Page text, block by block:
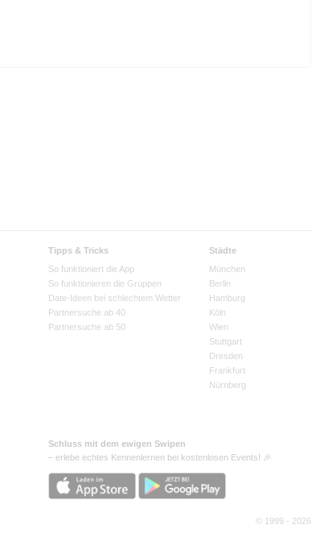
Tipps & Tricks
So funktioniert die App
So funktionieren die Gruppen
Date-Ideen bei schlechtem Wetter
Partnersuche ab 40
Partnersuche ab 50
Städte
München
Berlin
Hamburg
Köln
Wien
Stuttgart
Dresden
Frankfurt
Nürnberg
Schluss mit dem ewigen Swipen
– erlebe echtes Kennenlernen bei kostenlosen Events! 🎉
© 1999 - 2026